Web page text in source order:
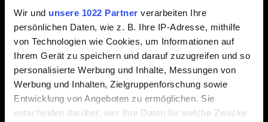
Wir und unsere 1022 Partner verarbeiten Ihre
persönlichen Daten, wie z. B. Ihre IP-Adresse, mithilfe
von Technologien wie Cookies, um Informationen auf
Ihrem Gerät zu speichern und darauf zuzugreifen und so
personalisierte Werbung und Inhalte, Messungen von
Werbung und Inhalten, Zielgruppenforschung sowie
Entwicklung von Angeboten zu ermöglichen. Sie
entscheiden darüber, wer Ihre Daten für welche Zwecke
dem Internet verbunden bist, damit deine gespeicherten
Daten in die Cloud hochgeladen werden.
Alternativ kannst du deine Xbox One und Xbox Series
X|S mit demselben Netzwerk verbinden und die
Systemnetzwerk-Transferoption nutzen.